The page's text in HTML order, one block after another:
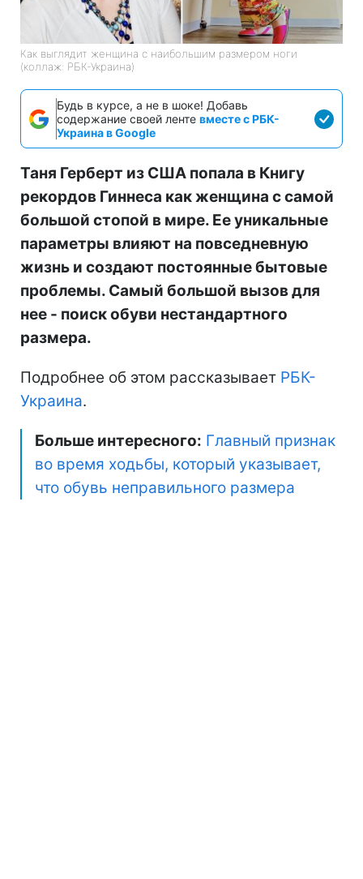
Как выглядит женщина с наибольшим размером ноги
(коллаж: РБК-Украина)
Будь в курсе, а не в шоке! Добавь
содержание своей ленте вместе с РБК-
Украина в Google
Таня Герберт из США попала в Книгу
рекордов Гиннеса как женщина с самой
большой стопой в мире. Ее уникальные
параметры влияют на повседневную
жизнь и создают постоянные бытовые
проблемы. Самый большой вызов для
нее - поиск обуви нестандартного
размера.
Подробнее об этом рассказывает РБК-
Украина.
Больше интересного: Главный признак
во время ходьбы, который указывает,
что обувь неправильного размера